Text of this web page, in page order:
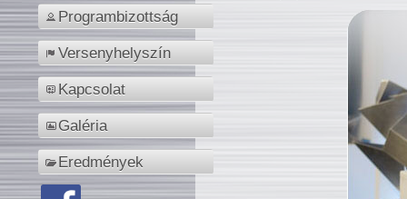
Programbizottság
Versenyhelyszín
Kapcsolat
Galéria
Eredmények